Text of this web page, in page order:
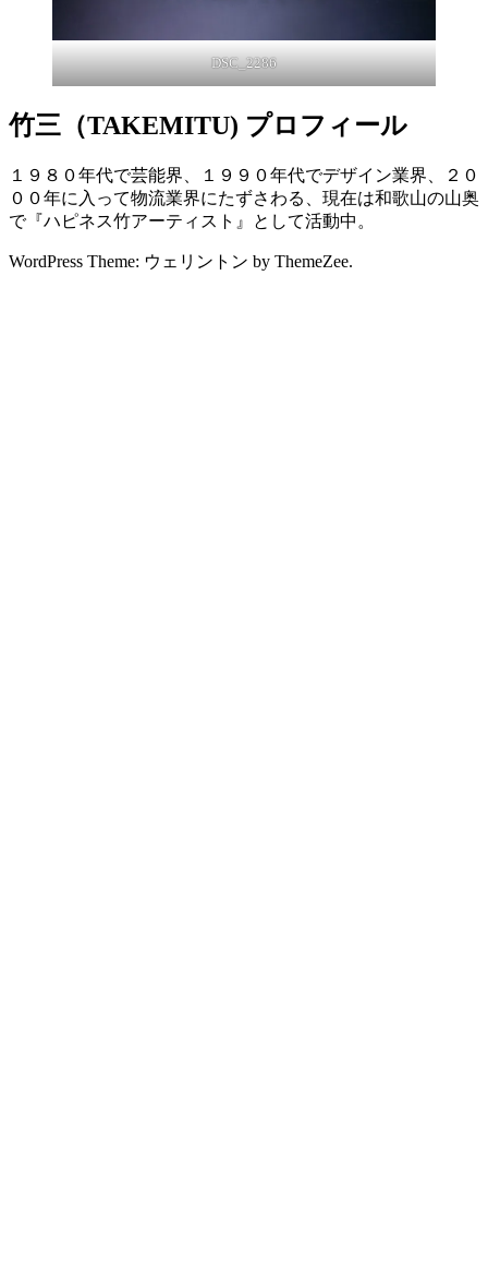
DSC_2286
竹三（TAKEMITU) プロフィール
１９８０年代で芸能界、１９９０年代でデザイン業界、２０
００年に入って物流業界にたずさわる、現在は和歌山の山奥
で『ハピネス竹アーティスト』として活動中。
WordPress Theme: ウェリントン by ThemeZee.